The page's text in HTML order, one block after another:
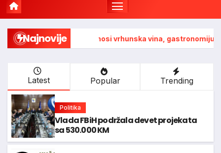
Najnovije
donosi vrhunska vina, gastronomiju i glazbu
Latest Popular Trending
Politika
Vlada FBiH podržala devet projekata
sa 530.000 KM